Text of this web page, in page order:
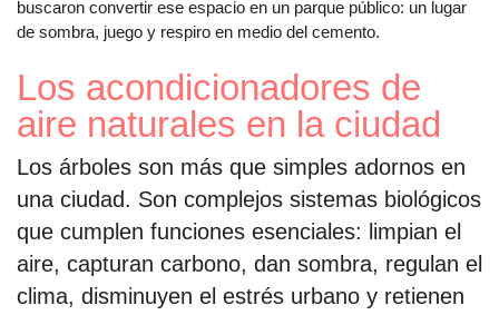
buscaron convertir ese espacio en un parque público: un lugar
de sombra, juego y respiro en medio del cemento.
Los acondicionadores de
aire naturales en la ciudad
Los árboles son más que simples adornos en
una ciudad. Son complejos sistemas biológicos
que cumplen funciones esenciales: limpian el
aire, capturan carbono, dan sombra, regulan el
clima, disminuyen el estrés urbano y retienen